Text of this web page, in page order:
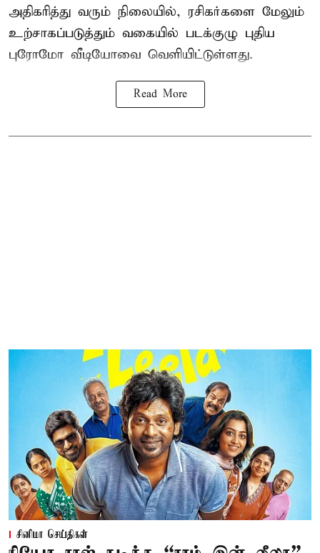
அதிகரித்து வரும் நிலையில், ரசிகர்களை மேலும்
உற்சாகப்படுத்தும் வகையில் படக்குழு புதிய
புரோமோ வீடியோவை வெளியிட்டுள்ளது.
Read More
சினிமா செய்திகள்